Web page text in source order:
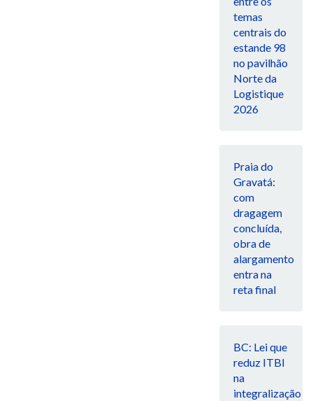
temas
centrais do
estande 98
no pavilhão
Norte da
Logistique
2026
Praia do
Gravatá:
com
dragagem
concluída,
obra de
alargamento
entra na
reta final
BC: Lei que
reduz ITBI
na
integralização